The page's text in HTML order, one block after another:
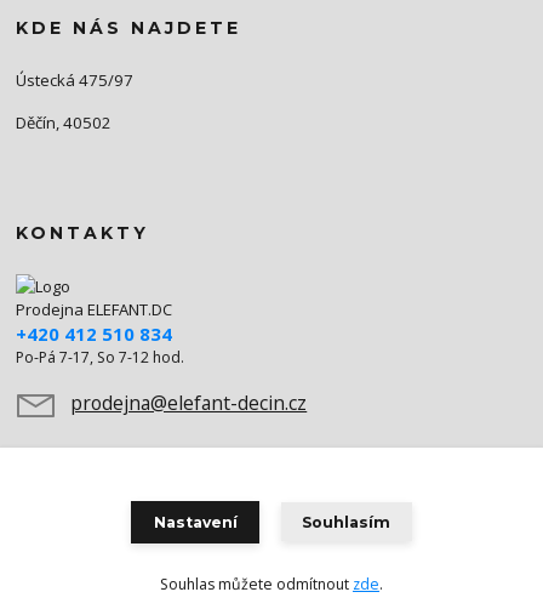
KDE NÁS NAJDETE
Ústecká 475/97
Děčín, 40502
KONTAKTY
Prodejna ELEFANT.DC
+420 412 510 834
Po-Pá 7-17, So 7-12 hod.
prodejna@elefant-decin.cz
Vytvořeno na Eshop-rychle.cz
Nastavení Souhlasím
Souhlas můžete odmítnout zde.